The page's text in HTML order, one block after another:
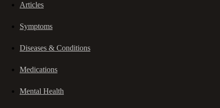
Articles
Symptoms
Diseases & Conditions
Medications
Mental Health